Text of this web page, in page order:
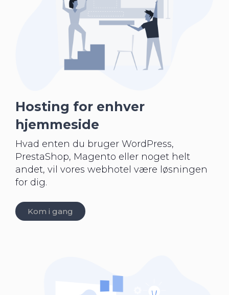
Hosting for enhver
hjemmeside
Hvad enten du bruger WordPress,
PrestaShop, Magento eller noget helt
andet, vil vores webhotel være løsningen
for dig.
Kom i gang